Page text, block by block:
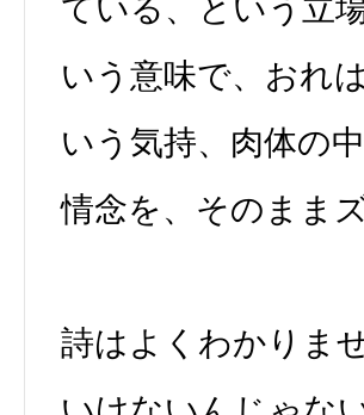
ている、という立
いう意味で、おれ
いう気持、肉体の
情念を、そのまま
詩はよくわかりま